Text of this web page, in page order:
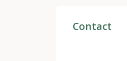
Contact